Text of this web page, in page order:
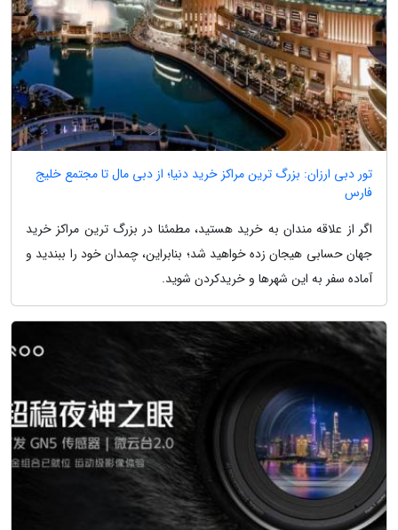
تور دبی ارزان: بزرگ ترین مراکز خرید دنیا؛ از دبی مال تا مجتمع خلیج
فارس
اگر از علاقه مندان به خرید هستید، مطمئنا در بزرگ ترین مراکز خرید
جهان حسابی هیجان زده خواهید شد؛ بنابراین، چمدان خود را ببندید و
آماده سفر به این شهرها و خریدکردن شوید.